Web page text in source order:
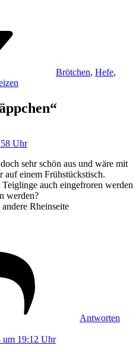
Brötchen, Hefe,
Uhr
sehr schön aus und wäre mit
einem Frühstückstisch.
auch eingefroren werden
werden?
Rheinseite
Antworten
um 19:12 Uhr